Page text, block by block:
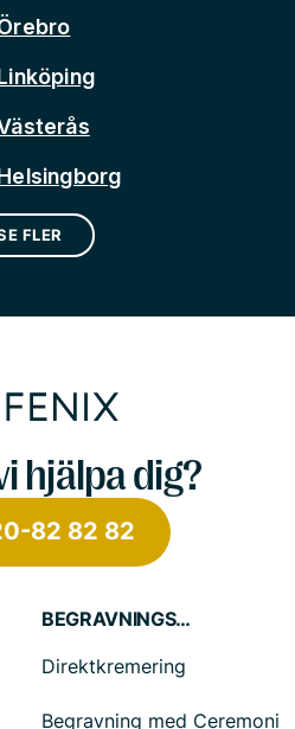
FLER
hjälpa dig?
82 82 82
BEGRAVNINGSTJÄNSTER
Direktkremering
Begravning med Ceremoni